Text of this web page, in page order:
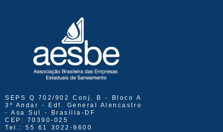
SEPS Q 702/902 Conj. B - Bloco A
3º Andar - Edf. General Alencastro
- Asa Sul - Brasília-DF
CEP: 70390-025
Tel.: 55 61 3022-9600